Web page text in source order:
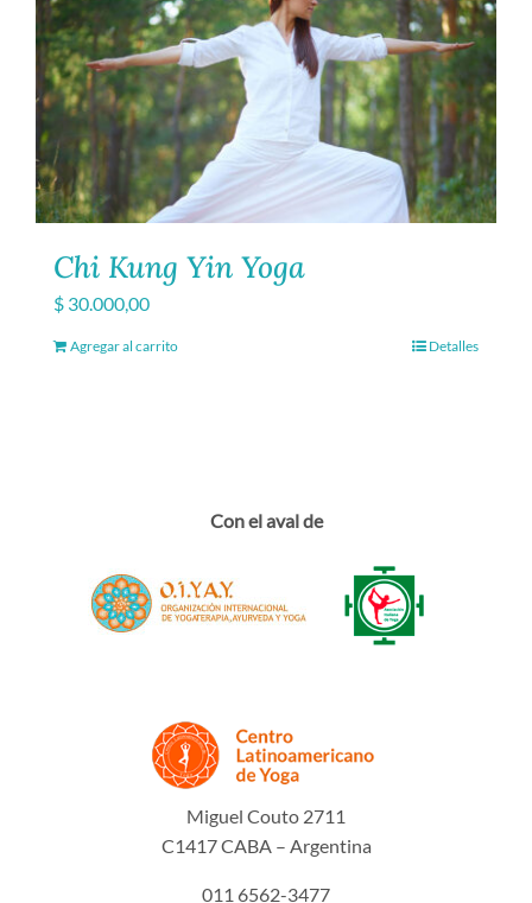
Chi Kung Yin Yoga
$ 30.000,00
Agregar al carrito Detalles
Con el aval de
Miguel Couto 2711
C1417 CABA – Argentina
011 6562-3477